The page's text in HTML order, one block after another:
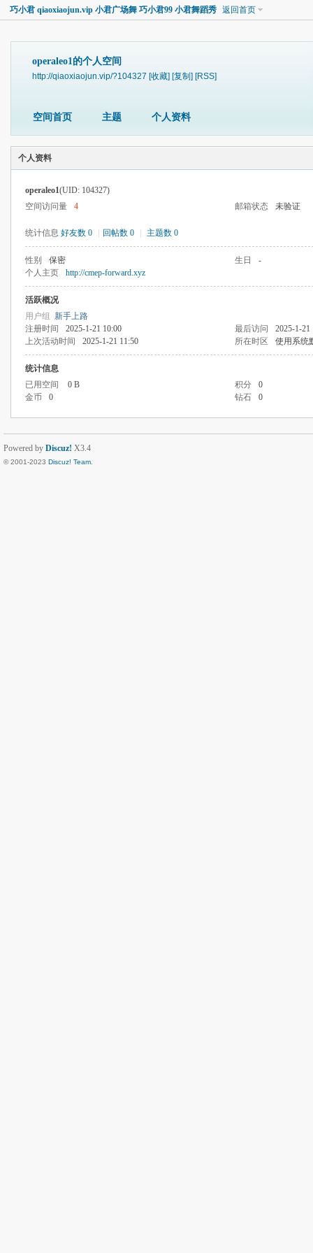
巧小君 qiaoxiaojun.vip 小君广场舞 巧小君99 小君舞蹈秀 返回首页
operaleo1的个人空间
http://qiaoxiaojun.vip/?104327 [收藏] [复制] [RSS]
空间首页 主题 个人资料
个人资料
operaleo1(UID: 104327)
空间访问量
4 邮箱状态 未验证
统计信息 好友数 0 回帖数 0 主题数 0
性别 保密 生日
-
个人主页
http://cmep-forward.xyz
活跃概况
用户组 新手上路
注册时间
2025-1-21 10:00 最后访问
2025-1-21
上次活动时间
2025-1-21 11:50 所在时区 使用系统
统计信息
已用空间
0 B 积分
0
金币
0 钻石 0
Powered by Discuz! X3.4
© 2001-2023 Discuz! Team